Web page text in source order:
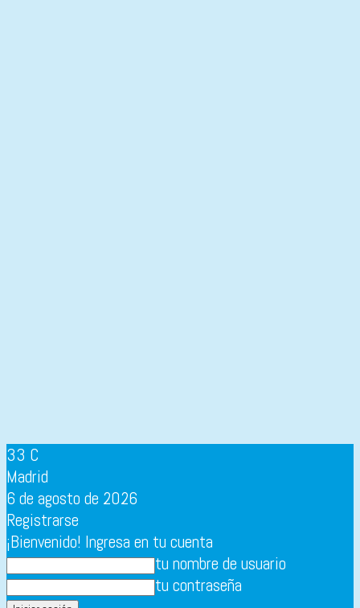
33 C
Madrid
6 de agosto de 2026
Registrarse
¡Bienvenido! Ingresa en tu cuenta
tu nombre de usuario
tu contraseña